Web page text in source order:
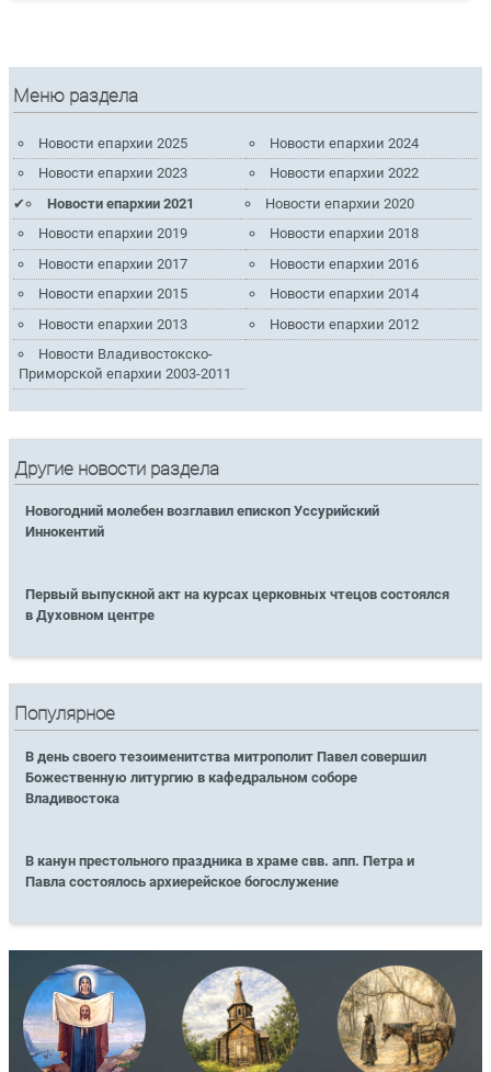
Меню раздела
Новости епархии 2025
Новости епархии 2024
Новости епархии 2023
Новости епархии 2022
Новости епархии 2021
Новости епархии 2020
Новости епархии 2019
Новости епархии 2018
Новости епархии 2017
Новости епархии 2016
Новости епархии 2015
Новости епархии 2014
Новости епархии 2013
Новости епархии 2012
Новости Владивостокско-
Приморской епархии 2003-2011
Другие новости раздела
Новогодний молебен возглавил епископ Уссурийский
Иннокентий
Первый выпускной акт на курсах церковных чтецов состоялся
в Духовном центре
Популярное
В день своего тезоименитства митрополит Павел совершил
Божественную литургию в кафедральном соборе
Владивостока
В канун престольного праздника в храме свв. апп. Петра и
Павла состоялось архиерейское богослужение